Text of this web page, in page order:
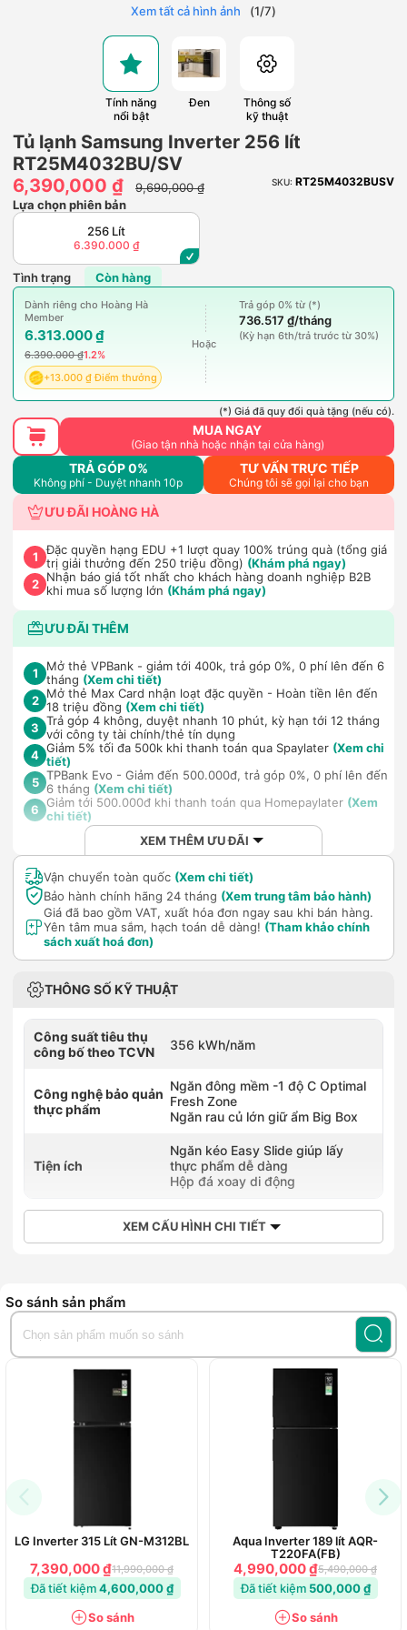
Xem tất cả hình ảnh (1/7)
Tính năng
nổi bật
Đen
Thông số
kỹ thuật
Tủ lạnh Samsung Inverter 256 lít
RT25M4032BU/SV
6,390,000 ₫
9,690,000 ₫ SKU: RT25M4032BUSV
Lựa chọn phiên bản
256 Lít
6.390.000 ₫
Tình trạng Còn hàng
Dành riêng cho Hoàng Hà
Member
6.313.000 ₫
6.390.000 ₫1.2%
+13.000 ₫ Điểm thưởng
Hoặc
Trả góp 0% từ (*)
736.517 ₫/tháng
(Kỳ hạn 6th/trả trước từ 30%)
(*) Giá đã quy đổi quà tặng (nếu có).
MUA NGAY
(Giao tận nhà hoặc nhận tại cửa hàng)
TRẢ GÓP 0%
Không phí - Duyệt nhanh 10p
TƯ VẤN TRỰC TIẾP
Chúng tôi sẽ gọi lại cho bạn
ƯU ĐÃI HOÀNG HÀ
1
Đặc quyền hạng EDU +1 lượt quay 100% trúng quà (tổng giá
trị giải thưởng đến 250 triệu đồng) (Khám phá ngay)
2 Nhận báo giá tốt nhất cho khách hàng doanh nghiệp B2B
khi mua số lượng lớn (Khám phá ngay)
ƯU ĐÃI THÊM
1
Mở thẻ VPBank - giảm tới 400k, trả góp 0%, 0 phí lên đến 6
tháng (Xem chi tiết)
2 Mở thẻ Max Card nhận loạt đặc quyền - Hoàn tiền lên đến
18 triệu đồng (Xem chi tiết)
3 Trả góp 4 không, duyệt nhanh 10 phút, kỳ hạn tới 12 tháng
với công ty tài chính/thẻ tín dụng
4 Giảm 5% tối đa 500k khi thanh toán qua Spaylater (Xem chi
tiết)
5 TPBank Evo - Giảm đến 500.000đ, trả góp 0%, 0 phí lên đến
6 tháng (Xem chi tiết)
6
Giảm tới 500.000đ khi thanh toán qua Homepaylater (Xem
chi tiết)
XEM THÊM ƯU ĐÃI
Vận chuyển toàn quốc (Xem chi tiết)
Bảo hành chính hãng 24 tháng (Xem trung tâm bảo hành)
Giá đã bao gồm VAT, xuất hóa đơn ngay sau khi bán hàng.
Yên tâm mua sắm, hạch toán dễ dàng! (Tham khảo chính
sách xuất hoá đơn)
THÔNG SỐ KỸ THUẬT
Công suất tiêu thụ
công bố theo TCVN
356 kWh/năm
Công nghệ bảo quản
thực phẩm
Ngăn đông mềm -1 độ C Optimal
Fresh Zone
Ngăn rau củ lớn giữ ẩm Big Box
Tiện ích
Ngăn kéo Easy Slide giúp lấy
thực phẩm dễ dàng
Hộp đá xoay di động
XEM CẤU HÌNH CHI TIẾT
So sánh sản phẩm
LG Inverter 315 Lít GN-M312BL
7,390,000 ₫11,990,000 ₫
Đã tiết kiệm4,600,000 ₫
So sánh
Aqua Inverter 189 lít AQR-
T220FA(FB)
4,990,000 ₫5,490,000 ₫
Đã tiết kiệm 500,000 ₫
So sánh